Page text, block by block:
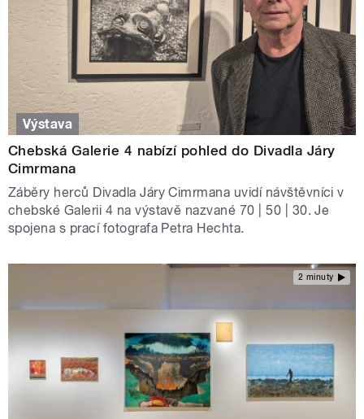
Výstava
Chebská Galerie 4 nabízí pohled do Divadla Járy
Cimrmana
Záběry herců Divadla Járy Cimrmana uvidí návštěvníci v
chebské Galerii 4 na výstavě nazvané 70 | 50 | 30. Je
spojena s prací fotografa Petra Hechta.
2 minuty